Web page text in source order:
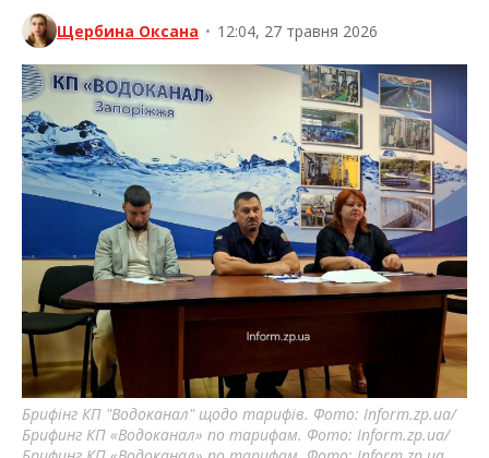
Щербина Оксана • 12:04, 27 травня 2026
Брифінг КП "Водоканал" щодо тарифів. Фото: Inform.zp.ua/
Брифинг КП «Водоканал» по тарифам. Фото: Inform.zp.ua/